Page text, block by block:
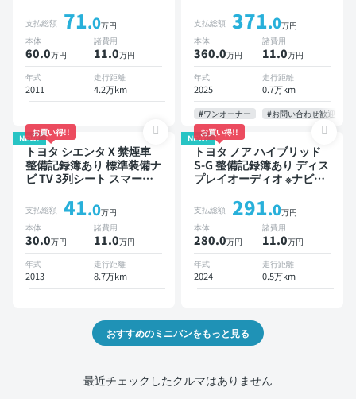
ター 両側電動スライドドア
8人乗り
支払総額 71.0万円
本体
60.0万円
諸費用
11.0万円
年式
2011
走行距離
4.2万km
インドスポットモニター デ
ジタルインナーミラー オー
トクルーズ 3列シート スマ
ートキー ETC 電動バック
ドア バックモニター 全方
位カメラ ドライブレコーダ
ー 衝突軽減 両側電動スラ
イドドア 7人乗り
支払総額 371.0万円
本体
360.0万円
諸費用
11.0万円
年式
2025
走行距離
0.7万km
#ワンオーナー #お問い合わせ歓迎
NEW!
お買い得!!
トヨタ シエンタ X 禁煙車
整備記録簿あり 標準装備ナ
ビ TV 3列シート スマート
り
支払総額 41.0万円
本体
30.0万円
諸費用
11.0万円
年式
2013
走行距離
8.7万km
NEW!
お買い得!!
トヨタ ノア ハイブリッド
S-G 整備記録簿あり ディス
プレイオーディオ ※ナビキ
ズ 3列シート スマートキー
バックモニター ドライブレ
コーダー 衝突軽減 7人乗り
支払総額 291.0万円
本体
280.0万円
諸費用
11.0万円
年式
2024
走行距離
0.5万km
おすすめのミニバンをもっと見る
最近チェックしたクルマはありません